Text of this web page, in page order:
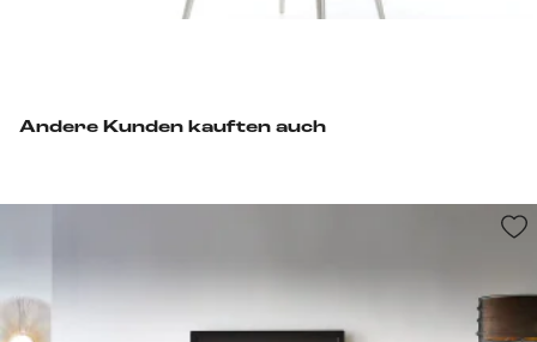
Andere Kunden kauften auch